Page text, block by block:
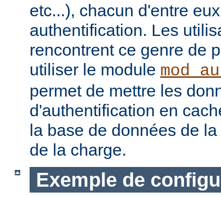
etc...), chacun d'entre
authentification. Les
rencontrent ce genre de
utiliser le module
permet de mettre les
d'authentification en
la base de données de
de la charge.
Exemple de